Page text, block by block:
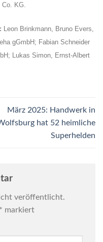
KG.
Leon Brinkmann, Bruno Evers,
gGmbH; Fabian Schneider
Lukas Simon, Ernst-Albert
März 2025: Handwerk in
hat 52 heimliche
Superhelden
veröffentlicht.
* markiert